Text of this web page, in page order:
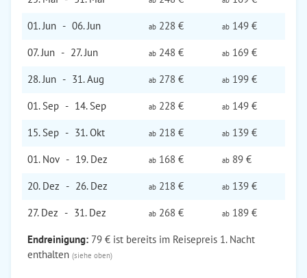
01. Jun - 06. Jun ab 228 € ab 149 €
07. Jun - 27. Jun ab 248 € ab 169 €
28. Jun - 31. Aug ab 278 € ab 199 €
01. Sep - 14. Sep ab 228 € ab 149 €
15. Sep - 31. Okt ab 218 € ab 139 €
01. Nov - 19. Dez ab 168 € ab 89 €
20. Dez - 26. Dez ab 218 € ab 139 €
27. Dez - 31. Dez ab 268 € ab 189 €
Endreinigung: 79 € ist bereits im Reisepreis 1. Nacht
enthalten (siehe oben)